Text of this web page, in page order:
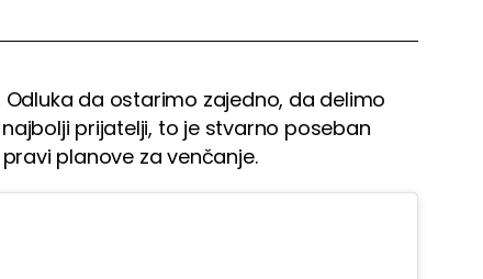
Odluka da ostarimo zajedno, da delimo
prijatelji, to je stvarno poseban
planove za venčanje.